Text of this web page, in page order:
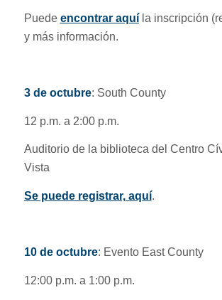
Puede encontrar aquíla inscripción
y más información.
3 de octubre: South County
12 p.m. a 2:00 p.m.
Auditorio de la biblioteca del Centro
Vista
Se puede registrar, aquí.
10 de octubre: Evento East County
12:00 p.m. a 1:00 p.m.